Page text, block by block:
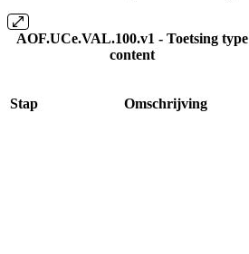
AOF.UCe.VAL.100.v1 - Toetsing type
content
Stap Omschrijving